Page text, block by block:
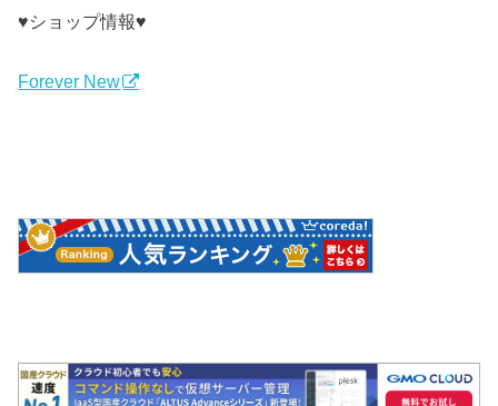
♥ショップ情報♥
Forever New